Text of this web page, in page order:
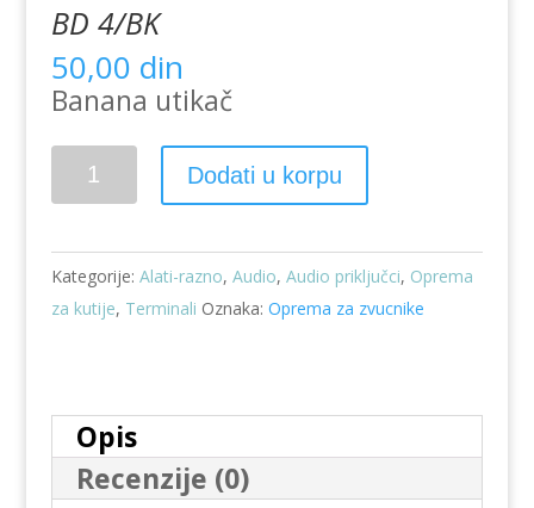
BD 4/BK
50,00 din
Banana utikač
BD
4/BK
Dodati u korpu
Kategorije: Alati-razno, Audio, Audio priključci, Oprema
za kutije, Terminali Oznaka: Oprema za zvucnike
Opis
Recenzije (0)